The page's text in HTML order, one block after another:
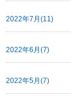
2022年7月(11)
2022年6月(7)
2022年5月(7)